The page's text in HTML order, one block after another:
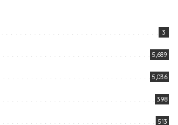
3
5,689
5,036
398
513